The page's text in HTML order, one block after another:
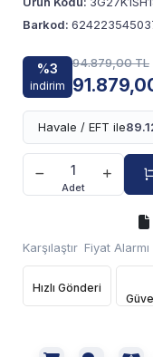
Barkod:
%3
indirim
94.879,00 TL
Havale / EFT ile
Adet
Karşılaştır Fiyat Alarmı
Hızlı Gönderi